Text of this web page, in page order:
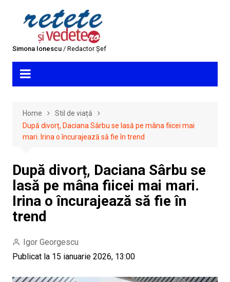
Simona Ionescu/ Redactor Șef
Home
Stil de viață
După divorț, Daciana Sârbu se lasă pe mâna fiicei mai
mari. Irina o încurajează să fie în trend
După divorț, Daciana Sârbu se
lasă pe mâna fiicei mai mari.
Irina o încurajează să fie în
trend
Igor Georgescu
Publicat la 15 ianuarie 2026, 13:00